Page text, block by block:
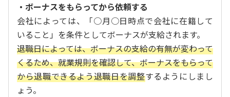
・ボーナスをもらってから依頼する
会社によっては、「○月○日時点で会社に在籍して
いること」を条件としてボーナスが支給されます。
退職日によっては、ボーナスの支給の有無が変わって
くるため、就業規則を確認して、ボーナスをもらって
から退職できるよう退職日を調整するようにしまし
ょう。